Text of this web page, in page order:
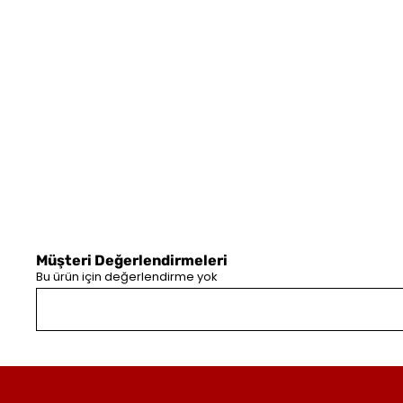
Müşteri Değerlendirmeleri
Bu ürün için değerlendirme yok